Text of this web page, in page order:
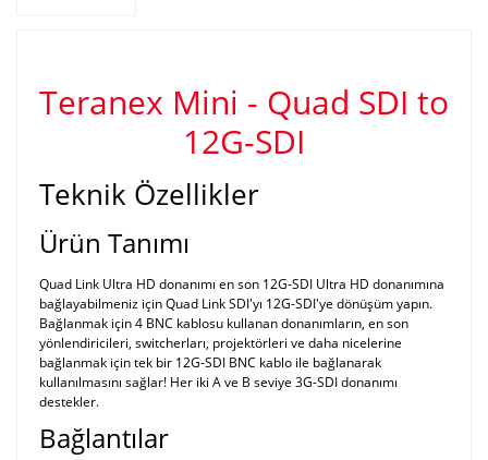
Teranex Mini - Quad SDI to
12G-SDI
Teknik Özellikler
Ürün Tanımı
Quad Link Ultra HD donanımı en son 12G-SDI Ultra HD donanımına
bağlayabilmeniz için Quad Link SDI'yı 12G-SDI'ye dönüşüm yapın.
Bağlanmak için 4 BNC kablosu kullanan donanımların, en son
yönlendiricileri, switcherları, projektörleri ve daha nicelerine
bağlanmak için tek bir 12G-SDI BNC kablo ile bağlanarak
kullanılmasını sağlar! Her iki A ve B seviye 3G-SDI donanımı
destekler.
Bağlantılar